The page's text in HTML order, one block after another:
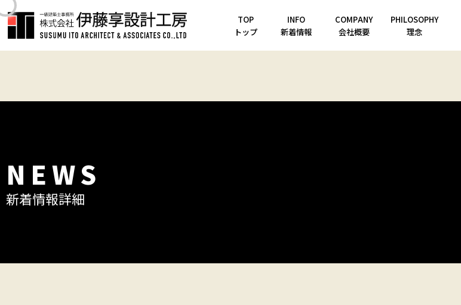
TOP
トップ
INFO
新着情報
COMPANY
会社概要
PHILOSOPHY
理念
TOP
新着情報
動物病院の設計実績を追加しました。
NEWS
新着情報詳細